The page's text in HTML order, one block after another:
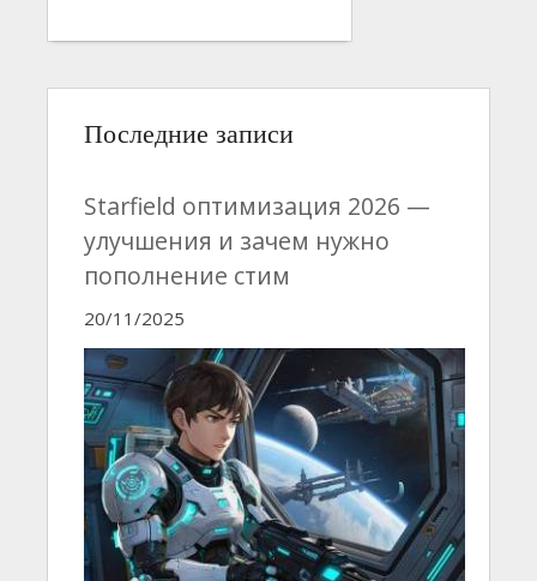
Последние записи
Starfield оптимизация 2026 —
улучшения и зачем нужно
пополнение стим
20/11/2025